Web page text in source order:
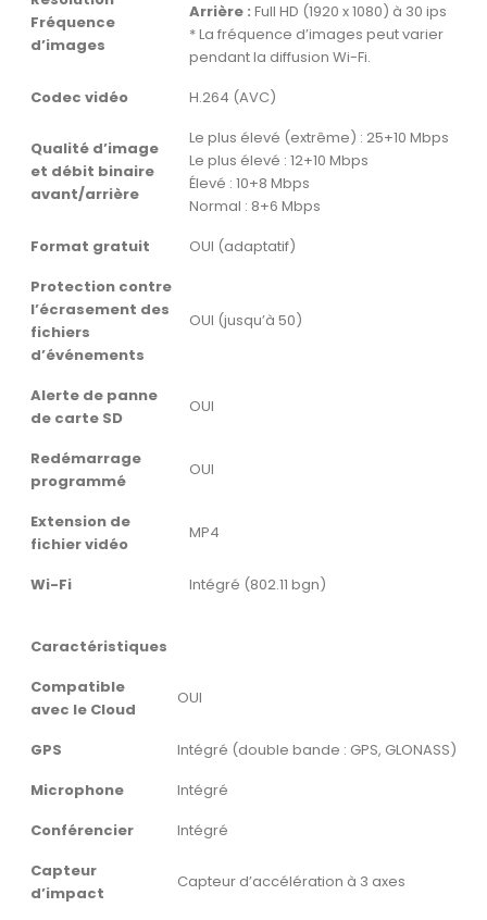
Fréquence
d’images
Arrière : Full HD (1920 x 1080) à 30 ips
* La fréquence d’images peut varier
pendant la diffusion Wi-Fi.
Codec vidéo
H.264 (AVC)
Qualité d’image
et débit binaire
avant/arrière
Le plus élevé (extrême) : 25+10 Mbps
Le plus élevé : 12+10 Mbps
Élevé : 10+8 Mbps
Normal : 8+6 Mbps
Format gratuit
OUI (adaptatif)
Protection contre
l’écrasement des
fichiers
d’événements
OUI (jusqu’à 50)
Alerte de panne
de carte SD
OUI
Redémarrage
programmé
OUI
Extension de
fichier vidéo
MP4
Wi-Fi Intégré (802.11 bgn)
Caractéristiques
Compatible
avec le Cloud
OUI
GPS
Intégré (double bande : GPS, GLONASS)
Microphone
Intégré
Conférencier
Intégré
Capteur
d’impact
Capteur d’accélération à 3 axes